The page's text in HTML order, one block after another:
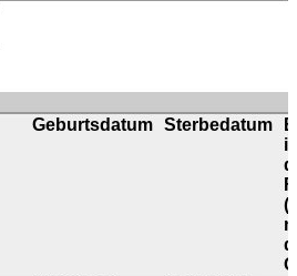
Geburtsdatum Sterbedatum